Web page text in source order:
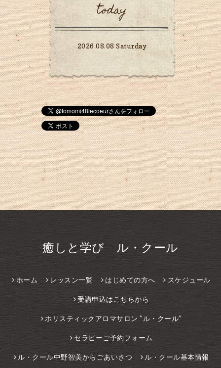
today
2026.08.08 Saturday
癒しと学び ル・クール
ホーム レッスン一覧 はじめての方へ スケジュール
受講申込はこちらから
ホリスティックアロマサロン ”ル・クール”
セラピーご予約フォーム
ル・クール中野智美からごあいさつ ル・クール基本情報